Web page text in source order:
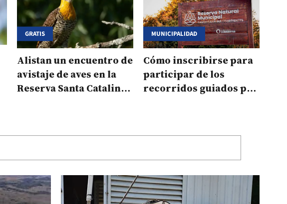
GRATIS
Alistan un encuentro de
avistaje de aves en la
Reserva Santa Catalina:
MUNICIPALIDAD
Cómo inscribirse para
participar de los
recorridos guiados por